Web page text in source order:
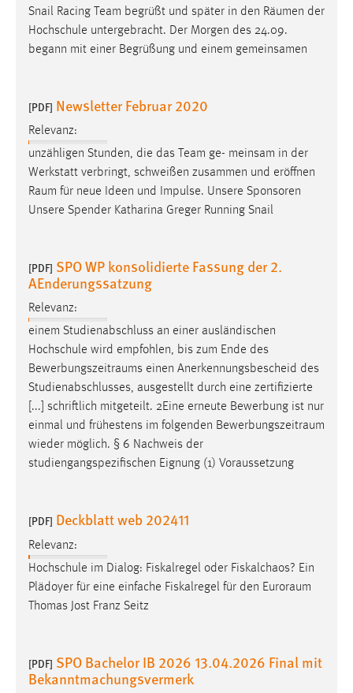
Snail Racing Team begrüßt und später in den Räumen der
Hochschule untergebracht. Der Morgen des 24.09.
begann mit einer Begrüßung und einem gemeinsamen
[PDF] Newsletter Februar 2020
Relevanz:
unzähligen Stunden, die das Team ge- meinsam in der
Werkstatt verbringt, schweißen zusammen und eröffnen
Raum für neue Ideen und Impulse. Unsere Sponsoren
Unsere Spender Katharina Greger Running Snail
[PDF] SPO WP konsolidierte Fassung der 2.
AEnderungssatzung
Relevanz:
einem Studienabschluss an einer ausländischen
Hochschule wird empfohlen, bis zum Ende des
Bewerbungszeitraums einen Anerkennungsbescheid des
Studienabschlusses, ausgestellt durch eine zertifizierte
[...] schriftlich mitgeteilt. 2Eine erneute Bewerbung ist nur
einmal und frühestens im folgenden Bewerbungszeitraum
wieder möglich. § 6 Nachweis der
studiengangspezifischen Eignung (1) Voraussetzung
[PDF] Deckblatt web 202411
Relevanz:
Hochschule im Dialog: Fiskalregel oder Fiskalchaos? Ein
Plädoyer für eine einfache Fiskalregel für den Euroraum
Thomas Jost Franz Seitz
[PDF] SPO Bachelor IB 2026 13.04.2026 Final mit
Bekanntmachungsvermerk